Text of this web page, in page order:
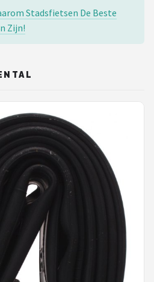
Stadsfietsen De Beste
Zijn!